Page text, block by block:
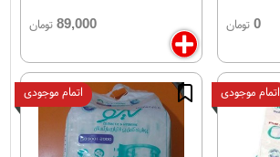
0 تومان 89,000تومان
اتمام موجودی اتمام موجودی